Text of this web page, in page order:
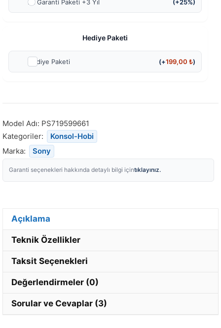
Ek Garanti Paketi +3 Yıl (+25%)
Hediye Paketi
Hediye Paketi (+199,00₺)
Model Adı: PS719599661
Kategoriler:
Konsol-Hobi
Marka:
Sony
Garanti seçenekleri hakkında detaylı bilgi içintıklayınız.
Açıklama
Teknik Özellikler
Taksit Seçenekleri
Değerlendirmeler (0)
Sorular ve Cevaplar (3)